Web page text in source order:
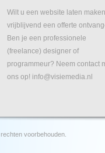
Wilt u een website laten
vrijblijvend een offerte
Ben je een professionele
(freelance) designer of
programmeur? Neem contact
ons op! info@visiemedia.nl
voorbehouden.